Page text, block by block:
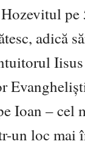
adică
Ioan – cel
un loc